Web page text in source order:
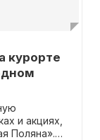
курорте
и акциях,
Поляна».